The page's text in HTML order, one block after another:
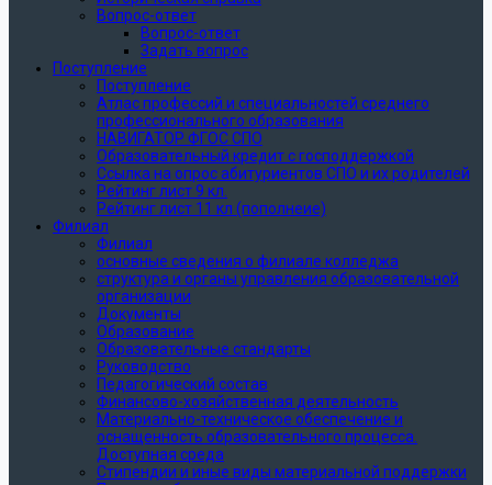
Вопрос-ответ
Вопрос-ответ
Задать вопрос
Поступление
Поступление
Атлас профессий и специальностей среднего
профессионального образования
НАВИГАТОР ФГОС СПО
Образовательный кредит с господдержкой
Ссылка на опрос абитуриентов СПО и их родителей
Рейтинг лист 9 кл.
Рейтинг лист 11 кл (пополнеие)
Филиал
Филиал
основные сведения о филиале колледжа
структура и органы управления образовательной
организации
Документы
Образование
Образовательные стандарты
Руководство
Педагогический состав
Финансово-хозяйственная деятельность
Материально-техническое обеспечение и
оснащенность образовательного процесса.
Доступная среда
Стипендии и иные виды материальной поддержки